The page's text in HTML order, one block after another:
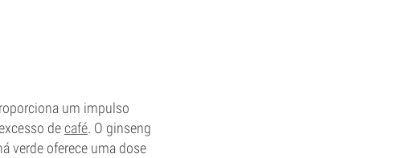
um impulso
decafé. O ginseng
verde oferece uma dose